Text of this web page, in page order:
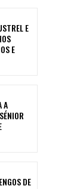
E
E
A
DE